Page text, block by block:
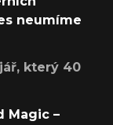
neumíme
který 40
Magic –